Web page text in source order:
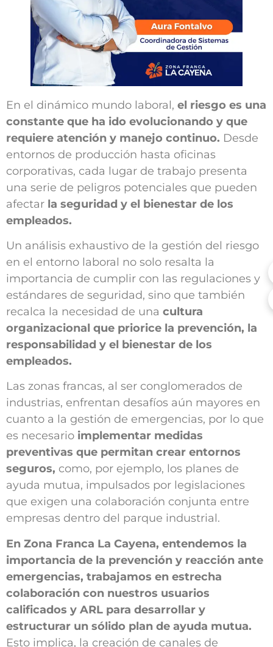
En el dinámico mundo laboral, el riesgo es una
constante que ha ido evolucionando y que
requiere atención y manejo continuo. Desde
entornos de producción hasta oficinas
corporativas, cada lugar de trabajo presenta
una serie de peligros potenciales que pueden
afectar la seguridad y el bienestar de los
empleados.
Un análisis exhaustivo de la gestión del riesgo
en el entorno laboral no solo resalta la
importancia de cumplir con las regulaciones y
estándares de seguridad, sino que también
recalca la necesidad de una cultura
organizacional que priorice la prevención, la
responsabilidad y el bienestar de los
empleados.
Las zonas francas, al ser conglomerados de
industrias, enfrentan desafíos aún mayores en
cuanto a la gestión de emergencias, por lo que
es necesario implementar medidas
preventivas que permitan crear entornos
seguros, como, por ejemplo, los planes de
ayuda mutua, impulsados por legislaciones
que exigen una colaboración conjunta entre
empresas dentro del parque industrial.
En Zona Franca La Cayena, entendemos la
importancia de la prevención y reacción ante
emergencias, trabajamos en estrecha
colaboración con nuestros usuarios
calificados y ARL para desarrollar y
estructurar un sólido plan de ayuda mutua.
Esto implica, la creación de canales de